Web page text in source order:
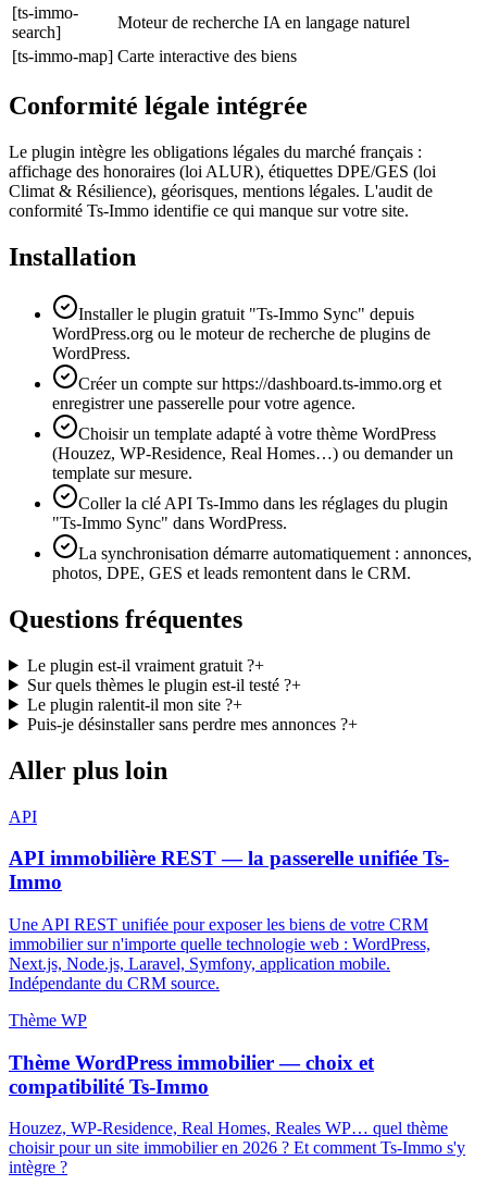
[ts-immo-
search]
Moteur de recherche IA en langage naturel
[ts-immo-map] Carte interactive des biens
Conformité légale intégrée
Le plugin intègre les obligations légales du marché français :
affichage des honoraires (loi ALUR), étiquettes DPE/GES (loi
Climat & Résilience), géorisques, mentions légales. L'audit de
conformité Ts-Immo identifie ce qui manque sur votre site.
Installation
Installer le plugin gratuit "Ts-Immo Sync" depuis
WordPress.org ou le moteur de recherche de plugins de
WordPress.
Créer un compte sur https://dashboard.ts-immo.org et
enregistrer une passerelle pour votre agence.
Choisir un template adapté à votre thème WordPress
(Houzez, WP-Residence, Real Homes…) ou demander un
template sur mesure.
Coller la clé API Ts-Immo dans les réglages du plugin
"Ts-Immo Sync" dans WordPress.
La synchronisation démarre automatiquement : annonces,
photos, DPE, GES et leads remontent dans le CRM.
Questions fréquentes
Le plugin est-il vraiment gratuit ?+
Sur quels thèmes le plugin est-il testé ?+
Le plugin ralentit-il mon site ?+
Puis-je désinstaller sans perdre mes annonces ?+
Aller plus loin
API
API immobilière REST — la passerelle unifiée Ts-
Immo
Une API REST unifiée pour exposer les biens de votre CRM
immobilier sur n'importe quelle technologie web : WordPress,
Next.js, Node.js, Laravel, Symfony, application mobile.
Indépendante du CRM source.
Thème WP
Thème WordPress immobilier — choix et
compatibilité Ts-Immo
Houzez, WP-Residence, Real Homes, Reales WP… quel thème
choisir pour un site immobilier en 2026 ? Et comment Ts-Immo s'y
intègre ?